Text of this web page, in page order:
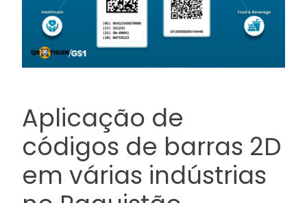
Aplicação de
códigos de barras 2D
em várias indústrias